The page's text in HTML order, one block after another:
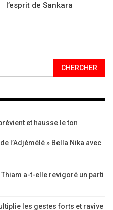
l’esprit de Sankara
et hausse le ton
l’Adjémélé » Bella Nika avec
a-t-elle revigoré un parti
les gestes forts et ravive